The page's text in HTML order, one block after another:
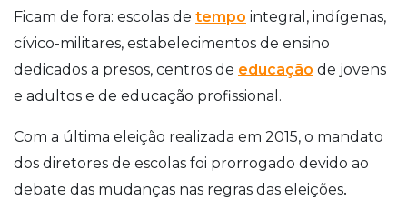
Ficam de fora: escolas de tempo integral, indígenas,
cívico-militares, estabelecimentos de ensino
dedicados a presos, centros de educação de jovens
e adultos e de educação profissional.
Com a última eleição realizada em 2015, o mandato
dos diretores de escolas foi prorrogado devido ao
debate das mudanças nas regras das eleições.